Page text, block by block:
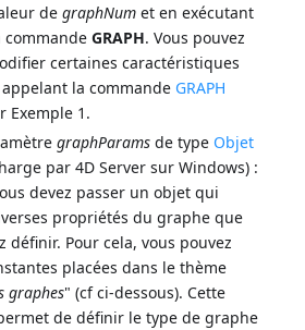
degraphNum et en exécutant
commandeGRAPH. Vous pouvez
certaines caractéristiques
la commande GRAPH
Exemple 1.
graphParams de type Objet
par 4D Server sur Windows) :
devez passer un objet qui
propriétés du graphe que
définir. Pour cela, vous pouvez
placées dans le thème
graphes" (cf ci-dessous). Cette
de définir le type de graphe